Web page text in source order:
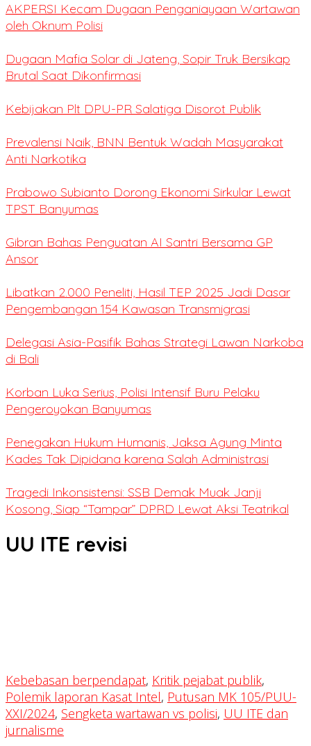
AKPERSI Kecam Dugaan Penganiayaan Wartawan
oleh Oknum Polisi
Dugaan Mafia Solar di Jateng, Sopir Truk Bersikap
Brutal Saat Dikonfirmasi
Kebijakan Plt DPU-PR Salatiga Disorot Publik
Prevalensi Naik, BNN Bentuk Wadah Masyarakat
Anti Narkotika
Prabowo Subianto Dorong Ekonomi Sirkular Lewat
TPST Banyumas
Gibran Bahas Penguatan AI Santri Bersama GP
Ansor
Libatkan 2.000 Peneliti, Hasil TEP 2025 Jadi Dasar
Pengembangan 154 Kawasan Transmigrasi
Delegasi Asia-Pasifik Bahas Strategi Lawan Narkoba
di Bali
Korban Luka Serius, Polisi Intensif Buru Pelaku
Pengeroyokan Banyumas
Penegakan Hukum Humanis, Jaksa Agung Minta
Kades Tak Dipidana karena Salah Administrasi
Tragedi Inkonsistensi: SSB Demak Muak Janji
Kosong, Siap “Tampar” DPRD Lewat Aksi Teatrikal
UU ITE revisi
Kebebasan berpendapat, Kritik pejabat publik,
Polemik laporan Kasat Intel, Putusan MK 105/PUU-
XXI/2024, Sengketa wartawan vs polisi, UU ITE dan
jurnalisme